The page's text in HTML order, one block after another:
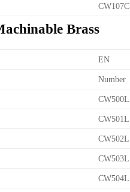
CW107C
Brass
EN
Number
CW500L
CW501L
CW502L
CW503L
CW504L